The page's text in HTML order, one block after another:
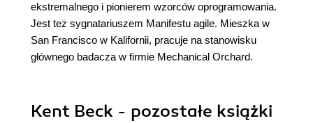
ekstremalnego i pionierem wzorców oprogramowania.
Jest też sygnatariuszem Manifestu agile. Mieszka w
San Francisco w Kalifornii, pracuje na stanowisku
głównego badacza w firmie Mechanical Orchard.
Kent Beck - pozostałe książki